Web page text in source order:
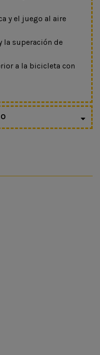
y el juego al aire
la superación de
a la bicicleta con